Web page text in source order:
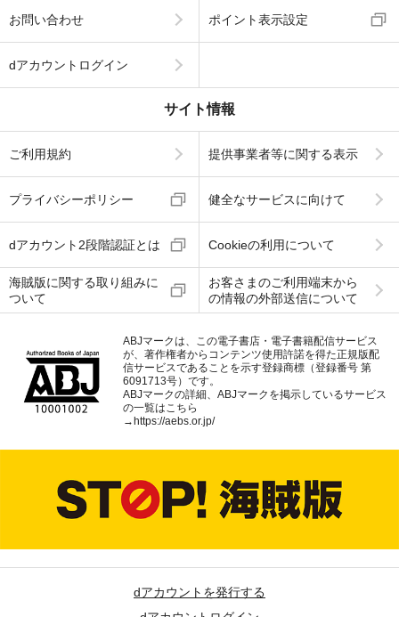
お問い合わせ ポイント表示設定
dアカウントログイン
サイト情報
ご利用規約 提供事業者等に関する表示
プライバシーポリシー 健全なサービスに向けて
dアカウント2段階認証とは Cookieの利用について
海賊版に関する取り組みに
ついて
お客さまのご利用端末から
の情報の外部送信について
ABJマークは、この電子書店・電子書籍配信サービス
が、著作権者からコンテンツ使用許諾を得た正規版配
信サービスであることを示す登録商標（登録番号 第
6091713号）です。
ABJマークの詳細、ABJマークを掲示しているサービス
の一覧はこちら
→ https://aebs.or.jp/
dアカウントを発行する